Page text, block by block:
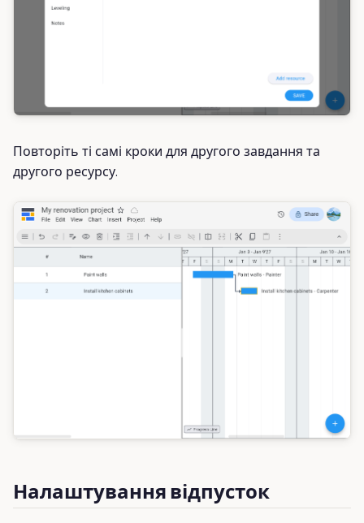
Повторіть ті самі кроки для другого завдання та
другого ресурсу.
Налаштування відпусток